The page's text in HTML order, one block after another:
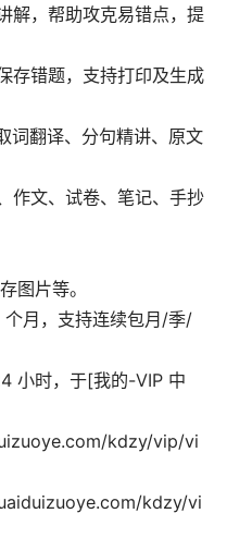
解，帮助攻克易错点，提
存错题，支持打印及生成
词翻译、分句精讲、原文
作文、试卷、笔记、手抄
图片等。
月，支持连续包月/季/
小时，于[我的-VIP 中
kdzy/vip/vi
kdzy/vi